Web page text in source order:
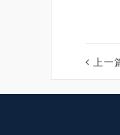
上一